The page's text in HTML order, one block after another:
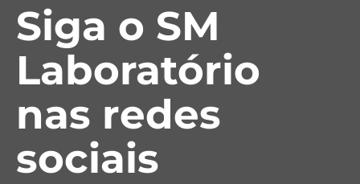
Siga o SM
Laboratório
nas redes
sociais